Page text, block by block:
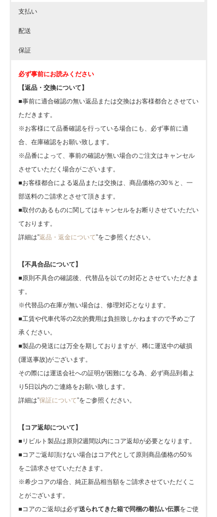
支払い
配送
保証
必ず事前にお読みください
【返品・交換について】
■事前に適合確認の無い返品または交換はお客様都合とさせてい
ただきます。
※お客様にて品番確認を行っている場合にも、必ず事前に適
合、在庫確認をお願い致します。
※品番によって、事前の確認が無い場合のご注文はキャンセル
させていただく場合がございます。
■お客様都合による返品または交換は、商品価格の30％と、一
部送料のご請求とさせて頂きます。
■取付のあるものに関してはキャンセルをお断りさせていただい
ております。
詳細は”返品・返金について”をご参照ください。
【不具合品について】
■原則不具合の確認後、代替品を以ての対応とさせていただきま
す。
※代替品の在庫が無い場合は、修理対応となります。
■工賃や代車代等の2次的費用は負担致しかねますので予めご了
承ください。
■製品の発送には万全を期しておりますが、稀に運送中の破損
(運送事故)がございます。
その際には運送会社への証明が困難になる為、必ず商品到着よ
り5日以内のご連絡をお願い致します。
詳細は”保証について”をご参照ください。
【コア返却について】
■リビルト製品は原則2週間以内にコア返却が必要となります。
■コアご返却頂けない場合はコア代として原則商品価格の50％
をご請求させていただきます。
※希少コアの場合、純正新品相当額をご請求させていただくこ
とがございます。
■コアのご返却は必ず送られてきた箱で同梱の着払い伝票をご使